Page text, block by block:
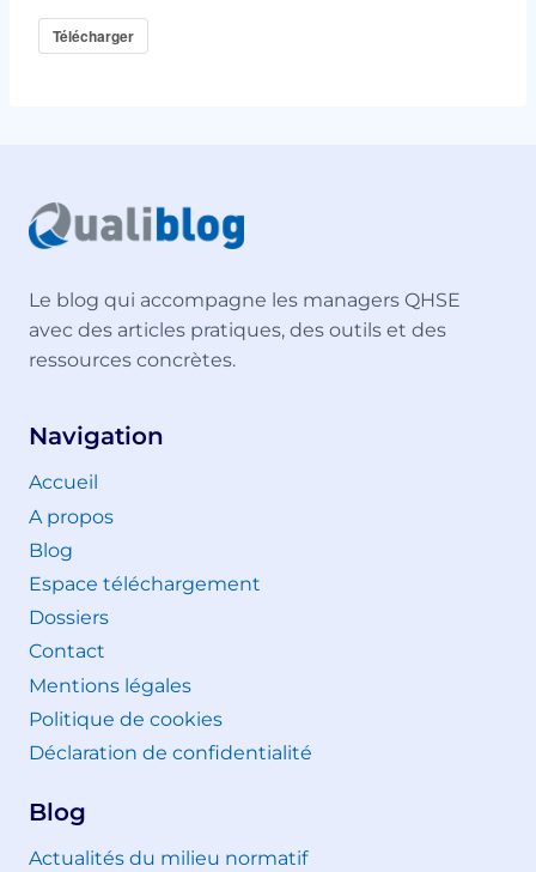
Télécharger
Le blog qui accompagne les managers QHSE
avec des articles pratiques, des outils et des
ressources concrètes.
Navigation
Accueil
A propos
Blog
Espace téléchargement
Dossiers
Contact
Mentions légales
Politique de cookies
Déclaration de confidentialité
Blog
Actualités du milieu normatif